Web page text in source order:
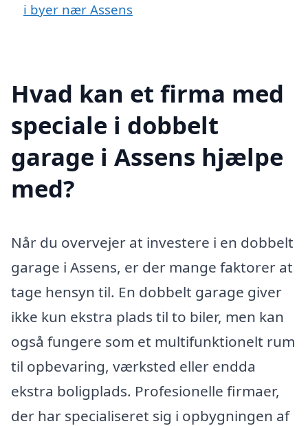
i byer nær Assens
Hvad kan et firma med
speciale i dobbelt
garage i Assens hjælpe
med?
Når du overvejer at investere i en dobbelt
garage i Assens, er der mange faktorer at
tage hensyn til. En dobbelt garage giver
ikke kun ekstra plads til to biler, men kan
også fungere som et multifunktionelt rum
til opbevaring, værksted eller endda
ekstra boligplads. Profesionelle firmaer,
der har specialiseret sig i opbygningen af